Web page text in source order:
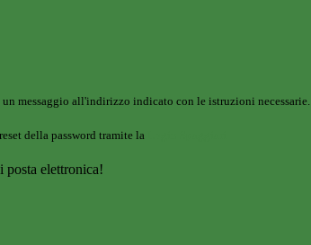
messaggio all'indirizzo indicato con le istruzioni necessarie.
della password tramite la
posta elettronica!